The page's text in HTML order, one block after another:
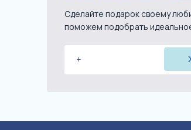
Сделайте подарок своему
поможем подобрать